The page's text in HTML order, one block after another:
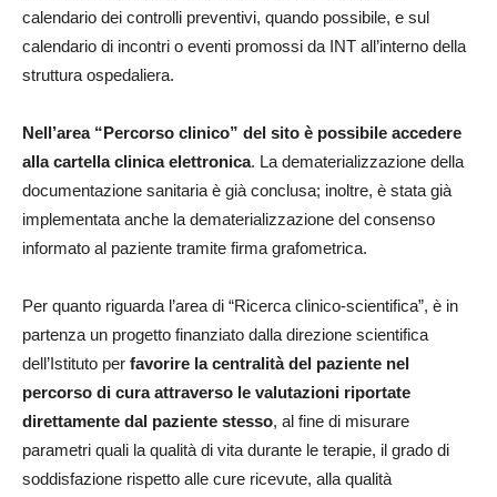
calendario dei controlli preventivi, quando possibile, e sul
calendario di incontri o eventi promossi da INT all’interno della
struttura ospedaliera.
Nell’area“Percorso clinico” del sito è possibile accedere
alla cartella clinica elettronica. La dematerializzazione della
documentazione sanitaria è già conclusa; inoltre, è stata già
implementata anche la dematerializzazione del consenso
informato al paziente tramite firma grafometrica.
Per quanto riguarda l’area di “Ricerca clinico-scientifica”, è in
partenza un progetto finanziato dalla direzione scientifica
dell’Istituto per favorire la centralità del paziente nel
percorso di cura attraverso le valutazioni riportate
direttamente dal paziente stesso, al fine di misurare
parametri quali la qualità di vita durante le terapie, il grado di
soddisfazione rispetto alle cure ricevute, alla qualità